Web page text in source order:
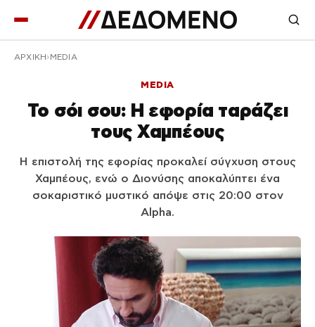
ΑΡΧΙΚΉ MEDIA
MEDIA
Το σόι σου: Η εφορία ταράζει
τους Χαμπέους
Η επιστολή της εφορίας προκαλεί σύγχυση στους
Χαμπέους, ενώ ο Διονύσης αποκαλύπτει ένα
σοκαριστικό μυστικό απόψε στις 20:00 στον
Alpha.